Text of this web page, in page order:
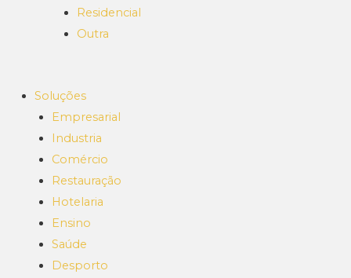
Residencial
Outra
Soluções
Empresarial
Industria
Comércio
Restauração
Hotelaria
Ensino
Saúde
Desporto